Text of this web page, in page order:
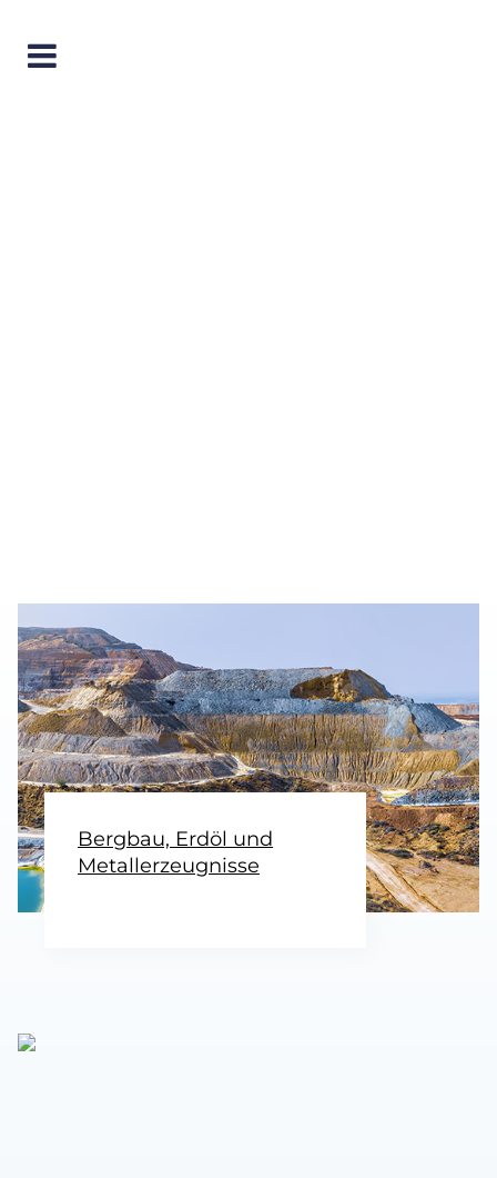
Bergbau, Erdöl und
Metaller­zeugnisse